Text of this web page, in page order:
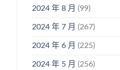
2024 年 8 月 (99)
2024 年 7 月 (267)
2024 年 6 月 (225)
2024 年 5 月 (256)